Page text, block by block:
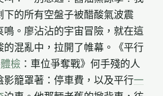
下的所有空盤子被醋酸氣波震
。廖沾沾的宇宙冒險，就在這
的混亂中，拉開了帷幕。《平行
檢 ：車位爭奪戰》何手殘的人
影籠罩著：停車費，以及平行一